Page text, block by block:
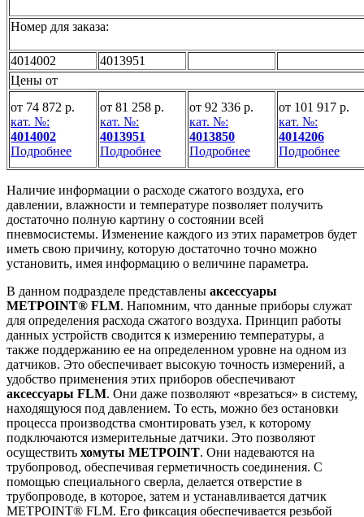
Номер для заказа:
4014002
4013951
Цены от
от 74 872 р.
кат. №:
4014002
Подробнее
от 81 258 р.
кат. №:
4013951
Подробнее
от 92 336 р.
кат. №:
4013850
Подробнее
от 101 917 р.
кат. №:
4014206
Подробнее
Наличие информации о расходе сжатого воздуха, его
давлении, влажности и температуре позволяет получить
достаточно полную картину о состоянии всей
пневмосистемы. Изменение каждого из этих параметров будет
иметь свою причину, которую достаточно точно можно
установить, имея информацию о величине параметра.
В данном подразделе представлены аксессуары
METPOINT® FLM. Напомним, что данные приборы служат
для определения расхода сжатого воздуха. Принцип работы
данных устройств сводится к измерению температуры, а
также поддержанию ее на определенном уровне на одном из
датчиков. Это обеспечивает высокую точность измерений, а
удобство применения этих приборов обеспечивают
аксессуары FLM. Они даже позволяют «врезаться» в систему,
находящуюся под давлением. То есть, можно без остановки
процесса производства смонтировать узел, к которому
подключаются измерительные датчики. Это позволяют
осуществить хомуты METPOINT. Они надеваются на
трубопровод, обеспечивая герметичность соединения. С
помощью специального сверла, делается отверстие в
трубопроводе, в которое, затем и устанавливается датчик
METPOINT® FLM. Его фиксация обеспечивается резьбой